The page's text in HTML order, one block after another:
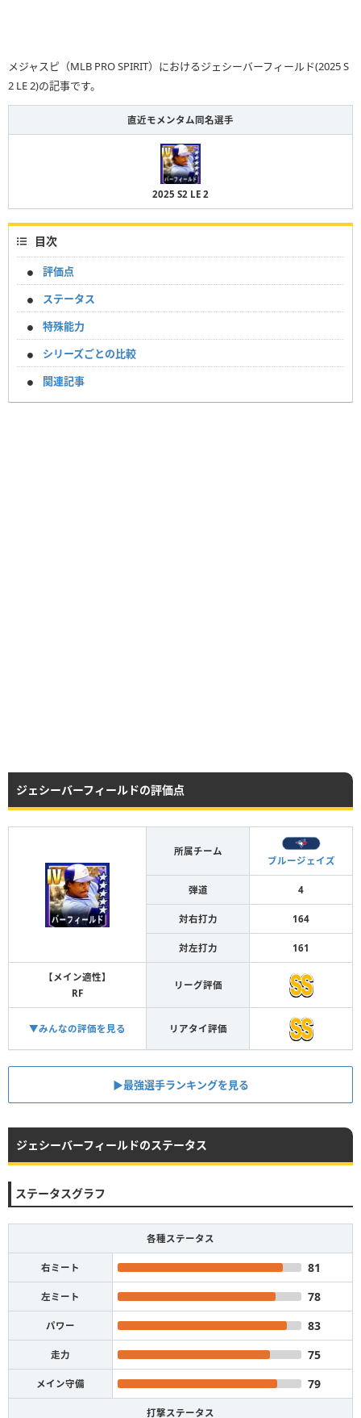
メジャスピ（MLB PRO SPIRIT）におけるジェシーバーフィールド(2025 S
2 LE 2)の記事です。
直近モメンタム同名選手
2025 S2 LE 2
目次
評価点
ステータス
特殊能力
シリーズごとの比較
関連記事
ジェシーバーフィールドの評価点
所属チーム
ブルージェイズ
弾道 4
対右打力 164
対左打力 161
【メイン適性】
RF
リーグ評価
▼みんなの評価を見る リアタイ評価
▶︎最強選手ランキングを見る
ジェシーバーフィールドのステータス
ステータスグラフ
各種ステータス
右ミート 81
左ミート 78
パワー 83
走力 75
メイン守備 79
打撃ステータス